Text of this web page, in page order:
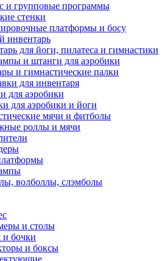
и групповые программы
стенки
платформы и босу
инвентарь
для йоги, пилатеса и гимнастики
и штанги для аэробики
и гимнастические палки
для инвентаря
для аэробики
для аэробики и йоги
мячи и фитболы
роллы и мячи
волболлы, слэмболы
и столы
и бочки
и боксы